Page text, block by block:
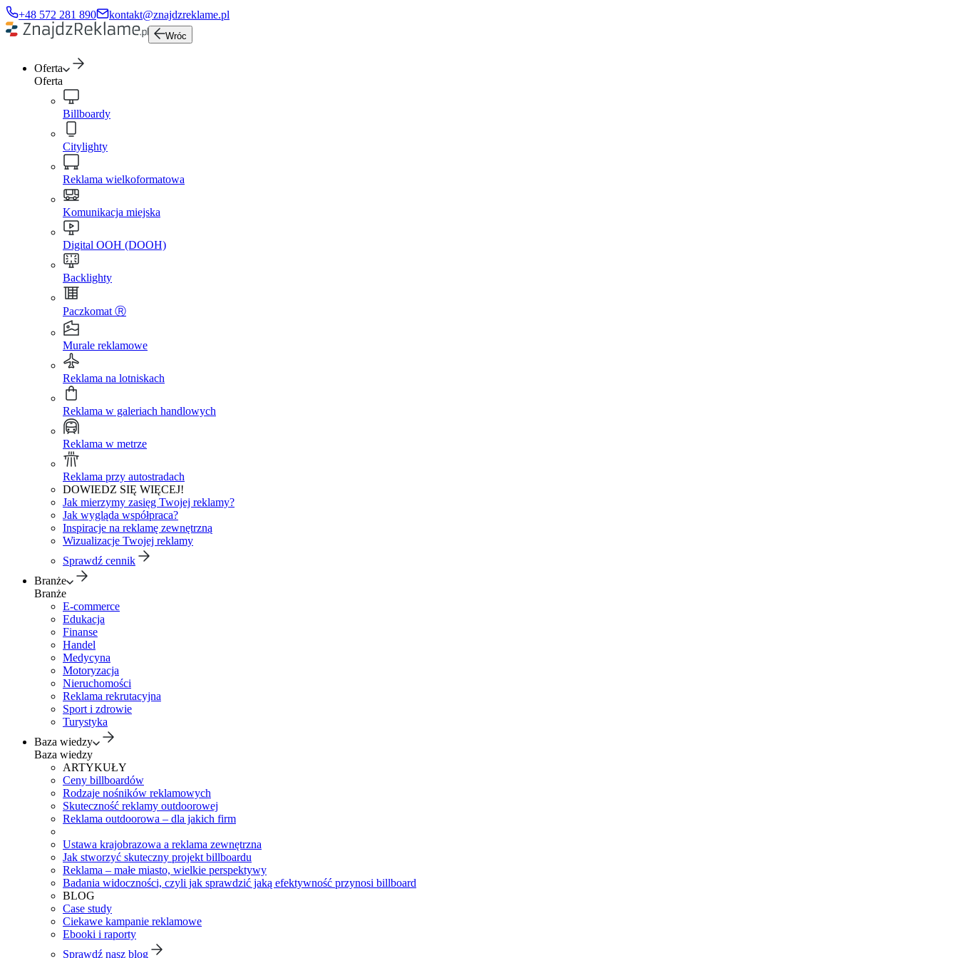
+48 572 281 890 kontakt@znajdzreklame.pl
Wróc
Oferta
Oferta
Billboardy
Citylighty
Reklama wielkoformatowa
Komunikacja miejska
Digital OOH (DOOH)
Backlighty
Paczkomat Ⓡ
Murale reklamowe
Reklama na lotniskach
Reklama w galeriach handlowych
Reklama w metrze
Reklama przy autostradach
DOWIEDZ SIĘ WIĘCEJ!
Jak mierzymy zasięg Twojej reklamy?
Jak wygląda współpraca?
Inspiracje na reklamę zewnętrzną
Wizualizacje Twojej reklamy
Sprawdź cennik
Branże
Branże
E-commerce
Edukacja
Finanse
Handel
Medycyna
Motoryzacja
Nieruchomości
Reklama rekrutacyjna
Sport i zdrowie
Turystyka
Baza wiedzy
Baza wiedzy
ARTYKUŁY
Ceny billboardów
Rodzaje nośników reklamowych
Skuteczność reklamy outdoorowej
Reklama outdoorowa – dla jakich firm
Ustawa krajobrazowa a reklama zewnętrzna
Jak stworzyć skuteczny projekt billboardu
Reklama – małe miasto, wielkie perspektywy
Badania widoczności, czyli jak sprawdzić jaką efektywność przynosi billboard
BLOG
Case study
Ciekawe kampanie reklamowe
Ebooki i raporty
Sprawdź nasz blog